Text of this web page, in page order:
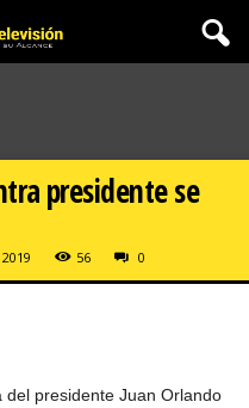
presidente se
56 0
presidente Juan Orlando